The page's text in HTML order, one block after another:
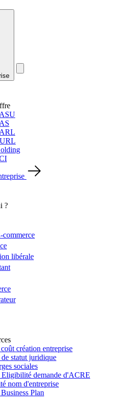
?
commerce
libérale
création entreprise
statut juridique
sociales
Eligibilité demande d'ACRE
nom d'entreprise
Plan